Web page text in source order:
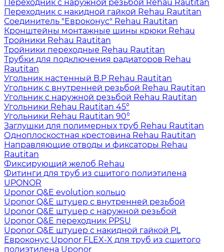
Переходник с наружной резьбой Rehau Rautitan
Переходник с накидной гайкой Rehau Rautitan
Соединитель "Евроконус" Rehau Rautitan
Кронштейны монтажные шины крюки Rehau
Тройники Rehau Rautitan
Тройники переходные Rehau Rautitan
Трубки для подключения радиаторов Rehau
Rautitan
Угольник настенный В.Р Rehau Rautitan
Угольник с внутренней резьбой Rehau Rautitan
Угольник с наружной резьбой Rehau Rautitan
Угольники Rehau Rautitan 45°
Угольники Rehau Rautitan 90°
Заглушки для полимерных труб Rehau Rautitan
Одноплоскостная крестовина Rehau Rautitan
Направляющие отводы и фиксаторы Rehau
Rautitan
Фиксирующий желоб Rehau
Фитинги для труб из сшитого полиэтилена
UPONOR
Uponor Q&E evolution кольцо
Uponor Q&E штуцер с внутренней резьбой
Uponor Q&E штуцер с наружной резьбой
Uponor Q&E переходник PPSU
Uponor Q&E штуцер с накидной гайкой PL
Евроконус Uponor FLEX-X для труб из сшитого
полиэтилена Uponor